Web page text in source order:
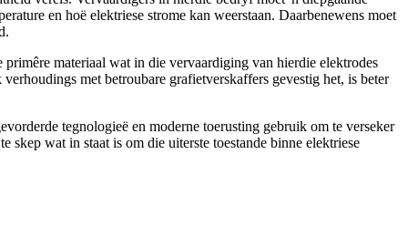
en hoë elektriese strome kan weerstaan. Daarbenewens moet
materiaal wat in die vervaardiging van hierdie elektrodes
met betroubare grafietverskaffers gevestig het, is beter
tegnologieë en moderne toerusting gebruik om te verseker
skep wat in staat is om die uiterste toestande binne elektriese